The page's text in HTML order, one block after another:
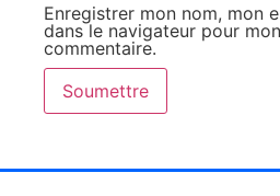
Enregistrer mon nom, mon
dans le navigateur pour
commentaire.